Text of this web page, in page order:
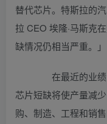
替代芯片。特斯拉的
拉 CEO 埃隆·马斯克
缺情况仍相当严重。」
在最近的业绩
芯片短缺将使产量减
购、制造、工程和销